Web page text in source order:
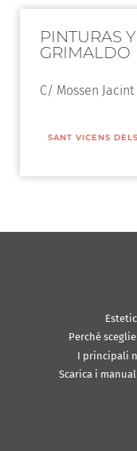
PINTURAS
GRIMALDO
C/ Mossen
SANT VICENS
Perché
I principali
Scarica i